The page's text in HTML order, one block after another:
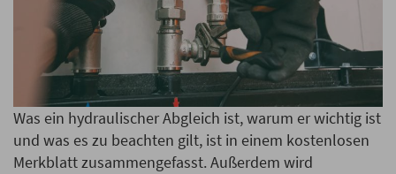
Was ein hydraulischer Abgleich ist, warum er wichtig ist
und was es zu beachten gilt, ist in einem kostenlosen
Merkblatt zusammengefasst. Außerdem wird